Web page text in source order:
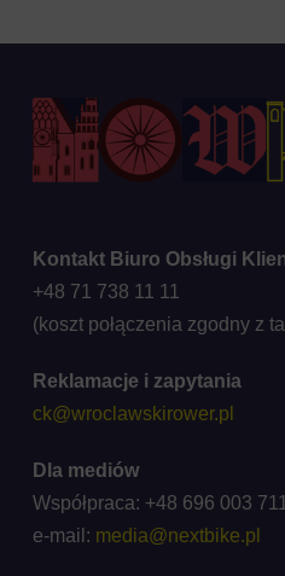
Kontakt Biuro Obsługi
+48 71 738 11 11
(koszt połączenia zgodny z
Reklamacje i zapytania
ck@wroclawskirower.pl
Dla mediów
Współpraca: +48 696 003 711
e-mail: media@nextbike.pl